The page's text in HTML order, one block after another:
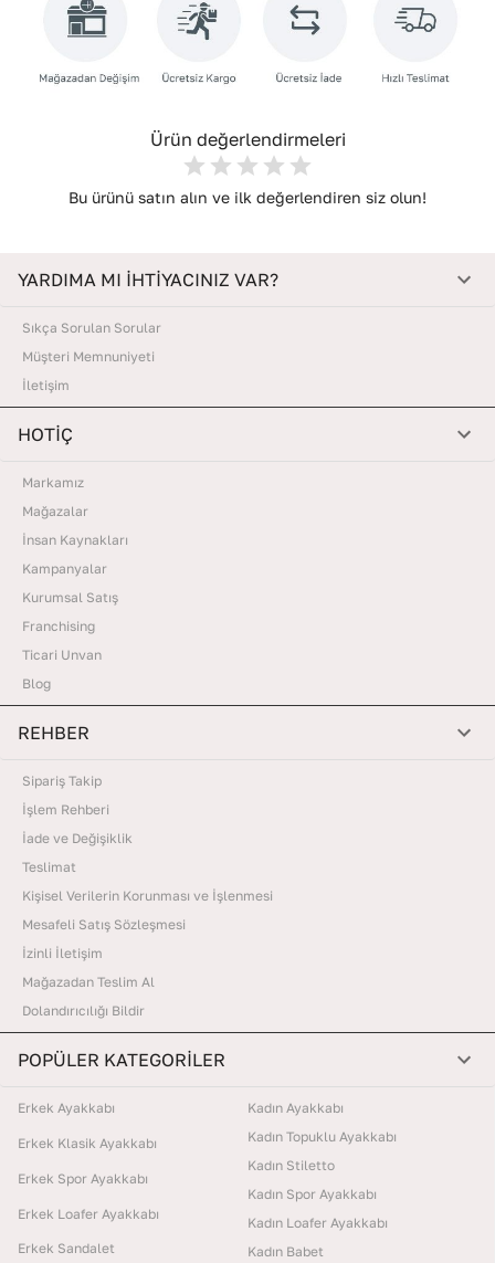
Topuk Tipi:Dolgu Topuklu
arındırın. Hafif nemli bezle silin, doğal olarak kurumasını
Ürün değerlendirmeleri
Bu ürünü satın alın ve ilk değerlendiren siz olun!
YARDIMA MI İHTİYACINIZ VAR?
Sıkça Sorulan Sorular
Müşteri Memnuniyeti
İletişim
HOTİÇ
Markamız
Mağazalar
İnsan Kaynakları
Kampanyalar
Kurumsal Satış
Franchising
Ticari Unvan
Blog
REHBER
Sipariş Takip
İşlem Rehberi
İade ve Değişiklik
Teslimat
Kişisel Verilerin Korunması ve İşlenmesi
Mesafeli Satış Sözleşmesi
İzinli İletişim
Mağazadan Teslim Al
Dolandırıcılığı Bildir
POPÜLER KATEGORİLER
Erkek Ayakkabı
Erkek Klasik Ayakkabı
Erkek Spor Ayakkabı
Erkek Loafer Ayakkabı
Erkek Sandalet
Kadın Ayakkabı
Kadın Topuklu Ayakkabı
Kadın Stiletto
Kadın Spor Ayakkabı
Kadın Loafer Ayakkabı
Kadın Babet